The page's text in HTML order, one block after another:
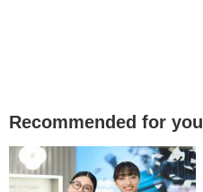
Recommended for you